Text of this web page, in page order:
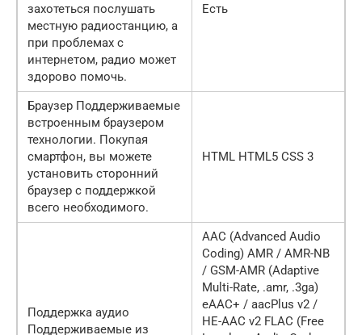
захотеться послушать
местную радиостанцию, а
при проблемах с
интернетом, радио может
здорово помочь.
Есть
Браузер Поддерживаемые
встроенным браузером
технологии. Покупая
смартфон, вы можете
установить сторонний
браузер с поддержкой
всего необходимого.
HTML HTML5 CSS 3
Поддержка аудио
Поддерживаемые из
AAC (Advanced Audio
Coding) AMR / AMR-NB
/ GSM-AMR (Adaptive
Multi-Rate, .amr, .3ga)
eAAC+ / aacPlus v2 /
HE-AAC v2 FLAC (Free